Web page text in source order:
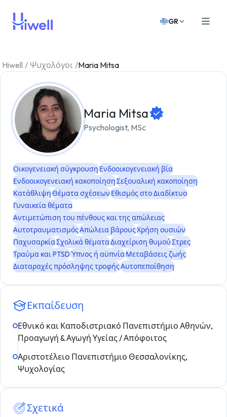
GR
Hiwell / Ψυχολόγοι /Maria Mitsa
Maria Mitsa
Psychologist, MSc
Οικογενειακή σύγκρουσηΕνδοοικογενειακή βία
Ενδοοικογενειακή κακοποίησηΣεξουαλική κακοποίηση
ΚατάθλιψηΘέματα σχέσεωνΕθισμός στο Διαδίκτυο
Γυναικεία θέματα
Αντιμετώπιση του πένθους και της απώλειας
ΑυτοτραυματισμόςΑπώλεια βάρουςΧρήση ουσιών
ΠαχυσαρκίαΣχολικά θέματαΔιαχείριση θυμούΣτρες
Τραύμα και PTSDΎπνος ή αϋπνίαΜεταβάσεις ζωής
Διαταραχές πρόσληψης τροφήςΑυτοπεποίθηση
Εκπαίδευση
Εθνικό και Καποδιστριακό Πανεπιστήμιο Αθηνών,
Προαγωγή & Αγωγή Υγείας / Απόφοιτος
Αριστοτέλειο Πανεπιστήμιο Θεσσαλονίκης,
Ψυχολογίας
Σχετικά